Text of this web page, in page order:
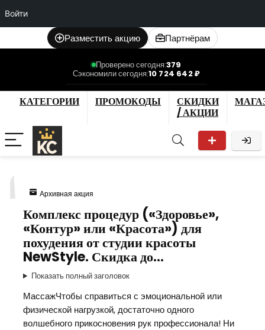
Войти
Разместить акцию Партнёрам
Проверено сегодня:379
Сэкономили сегодня:10 724 642 ₽
КАТЕГОРИИ ПРОМОКОДЫ
СКИДКИ
/ АКЦИИ
Архивная акция
Комплекс процедур («Здоровье»,
«Контур» или «Красота») для
похудения от студии красоты
NewStyle. Скидка до…
Показать полный заголовок
МассажЧтобы справиться с эмоциональной или
физической нагрузкой, достаточно одного
волшебного прикосновения рук профессионала! Ни